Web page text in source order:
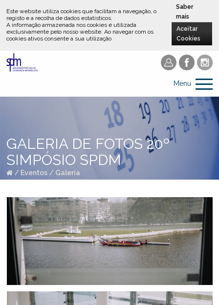
Este website utiliza cookies que facilitam a navegação, o
registo e a recolha de dados estatísticos.
A informação armazenada nos cookies é utilizada
exclusivamente pelo nosso website.Ao navegar com os
cookies ativos consente a sua utilização
Saber
mais
Aceitar
Cookies
Menu
GALERIA DE FOTOS 20º
SIMPÓSIO SPDM
/ Eventos / Galeria